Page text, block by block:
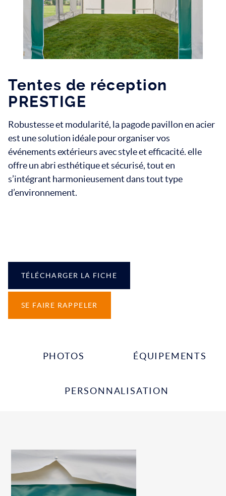
Tentes de réception
PRESTIGE
Robustesse et modularité, la pagode pavillon en acier
est une solution idéale pour organiser vos
événements extérieurs avec style et efficacité. elle
offre un abri esthétique et sécurisé, tout en
s’intégrant harmonieusement dans tout type
d’environnement.
TÉLÉCHARGER LA FICHE
SE FAIRE RAPPELER
PHOTOS ÉQUIPEMENTS
PERSONNALISATION